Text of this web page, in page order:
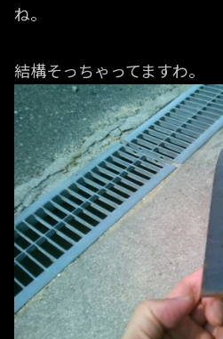
ね。
結構そっちゃってますわ。